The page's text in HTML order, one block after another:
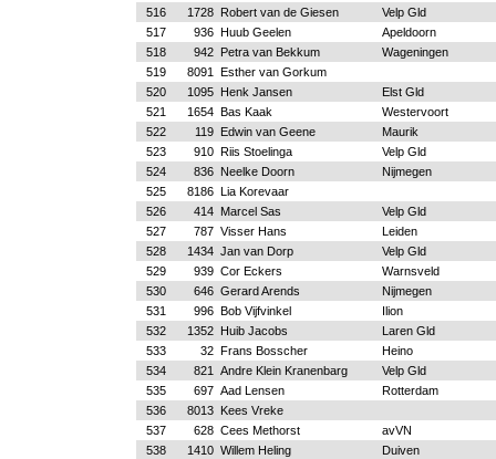
516
1728 Robert van de Giesen
Velp Gld
517
936 Huub Geelen
Apeldoorn
518
942 Petra van Bekkum
Wageningen
519
8091
Esther van Gorkum
520
1095 Henk Jansen
Elst Gld
521
1654 Bas Kaak
Westervoort
522
119 Edwin van Geene
Maurik
523
910 Riis Stoelinga
Velp Gld
524
836 Neelke Doorn
Nijmegen
525
8186 Lia Korevaar
526
414 Marcel Sas
Velp Gld
527
787 Visser Hans
Leiden
528
1434 Jan van Dorp
Velp Gld
529
939 Cor Eckers
Warnsveld
530
646 Gerard Arends
Nijmegen
531
996 Bob Vijfvinkel
Ilion
532
1352 Huib Jacobs
Laren Gld
533
32 Frans Bosscher
Heino
534
821 Andre Klein Kranenbarg
Velp Gld
535
697 Aad Lensen
Rotterdam
536
8013 Kees Vreke
537
628 Cees Methorst
avVN
538
1410 Willem Heling
Duiven